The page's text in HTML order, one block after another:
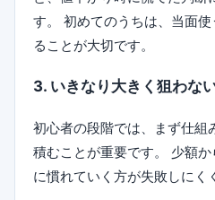
す。 初めてのうちは、当面
ることが大切です。
3. いきなり大きく狙わな
初心者の段階では、まず仕組
積むことが重要です。 少額
に慣れていく方が失敗しにく